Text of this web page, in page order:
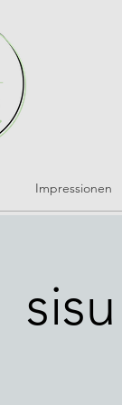
Impressionen